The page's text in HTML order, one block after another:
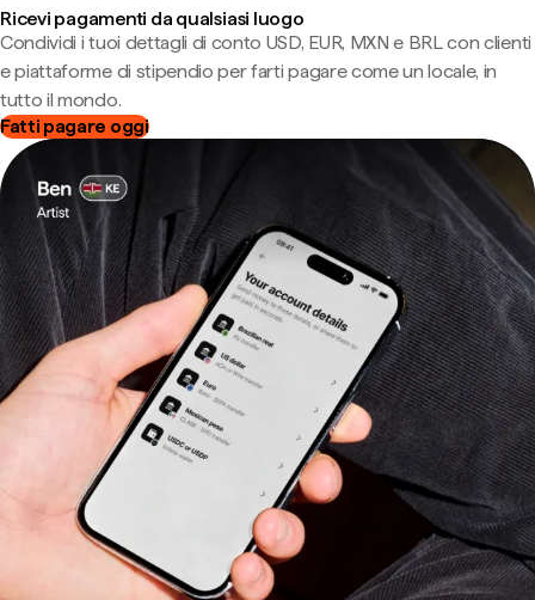
Ricevi pagamenti da qualsiasi luogo
Condividi i tuoi dettagli di conto USD, EUR, MXN e BRL con clienti
e piattaforme di stipendio per farti pagare come un locale, in
tutto il mondo.
Fatti pagare oggi